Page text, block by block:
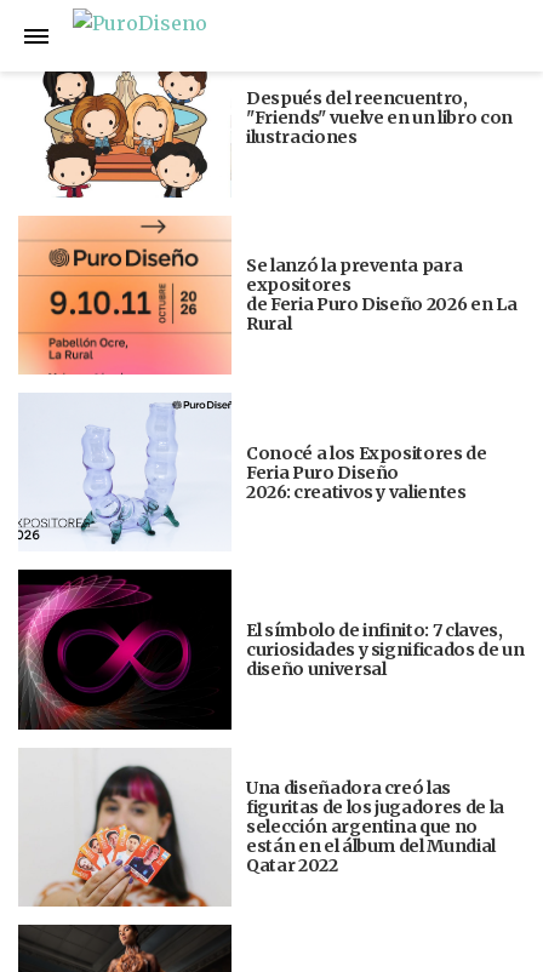
Anterior
Después del reencuentro,
"Friends" vuelve en un libro con
ilustraciones
Se lanzó la preventa para
expositores
de Feria Puro Diseño 2026 en La
Rural
Conocé a los Expositores de
Feria Puro Diseño
2026: creativos y valientes
El símbolo de infinito: 7 claves,
curiosidades y significados de un
diseño universal
Una diseñadora creó las
figuritas de los jugadores de la
selección argentina que no
están en el álbum del Mundial
Qatar 2022
Siguiente